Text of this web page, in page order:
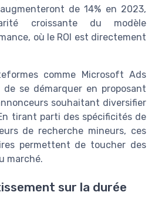
de 14% en 2023,
croissante du modèle
où le ROI est directement
comme Microsoft Ads
se démarquer en proposant
souhaitant diversifier
tirant parti des spécificités de
de recherche mineurs, ces
permettent de toucher des
marché.
sur la durée